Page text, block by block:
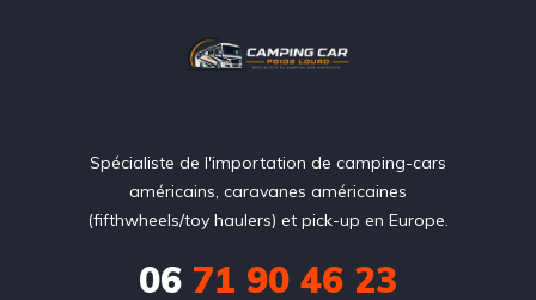
Spécialiste de l'importation de camping-cars
américains, caravanes américaines
(fifthwheels/toy haulers) et pick-up en Europe.
06 71 90 46 23